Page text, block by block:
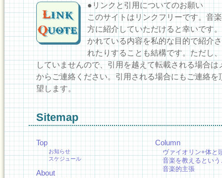
●リンクと引用についてのお願い
このサイトはリンクフリーです。音
方に紹介していただけると幸いです
かれている内容を私的な目的で紹介
れたりすることも結構です。ただし
していませんので、引用を越えて転載される場合は
からご連絡ください。引用される場合にもご連絡を
望します。
Sitemap
Top
お知らせ
スケジュール
About
Column
ヴァイオリン+体と
音楽を教えるという
音楽的主張